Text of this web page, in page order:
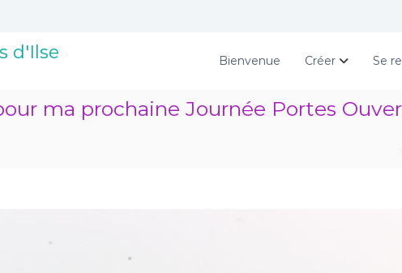
d'Ilse Bienvenue Créer Se
ma prochaine Journée Portes